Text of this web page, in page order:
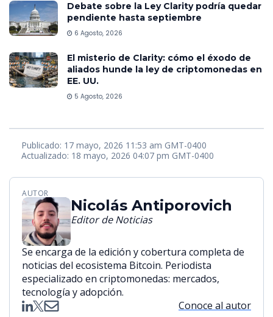
Debate sobre la Ley Clarity podría quedar
pendiente hasta septiembre
6 Agosto, 2026
El misterio de Clarity: cómo el éxodo de
aliados hunde la ley de criptomonedas en
EE. UU.
5 Agosto, 2026
Publicado: 17 mayo, 2026 11:53 am GMT-0400
Actualizado: 18 mayo, 2026 04:07 pm GMT-0400
AUTOR
Nicolás Antiporovich
Editor de Noticias
Se encarga de la edición y cobertura completa de
noticias del ecosistema Bitcoin. Periodista
especializado en criptomonedas: mercados,
tecnología y adopción.
Conoce al autor